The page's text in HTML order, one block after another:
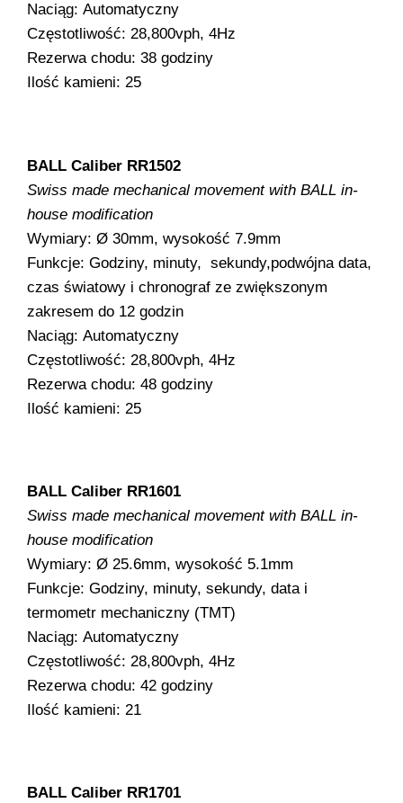
Naciąg: Automatyczny
Częstotliwość: 28,800vph, 4Hz
Rezerwa chodu: 38 godziny
Ilość kamieni: 25
BALL Caliber RR1502
Swiss made mechanical movement with BALL in-
house modification
Wymiary: Ø 30mm, wysokość 7.9mm
Funkcje: Godziny, minuty, sekundy,podwójna data,
czas światowy i chronograf ze zwiększonym
zakresem do 12 godzin
Naciąg: Automatyczny
Częstotliwość: 28,800vph, 4Hz
Rezerwa chodu: 48 godziny
Ilość kamieni: 25
BALL Caliber RR1601
Swiss made mechanical movement with BALL in-
house modification
Wymiary: Ø 25.6mm, wysokość 5.1mm
Funkcje: Godziny, minuty, sekundy, data i
termometr mechaniczny (TMT)
Naciąg: Automatyczny
Częstotliwość: 28,800vph, 4Hz
Rezerwa chodu: 42 godziny
Ilość kamieni: 21
BALL Caliber RR1701